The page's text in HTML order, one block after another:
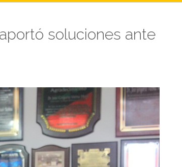
soluciones ante